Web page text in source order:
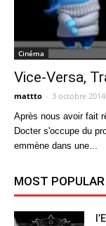
Cinéma
Vice-Versa,
mattto - 3 octobre 2014
Après nous avoir fait
Docter s'occupe du
emmène dans une...
MOST POPULAR